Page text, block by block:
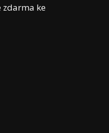
zdarma ke